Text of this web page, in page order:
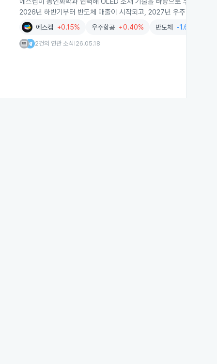
2026년 하반기부터 반도체 매출이 시작되고, 2027년 우주항공 소재
에스켐 +0.15% 우주항공 +0.40% 반도체 -1.68%
2건의 연관 소식 26.05.18